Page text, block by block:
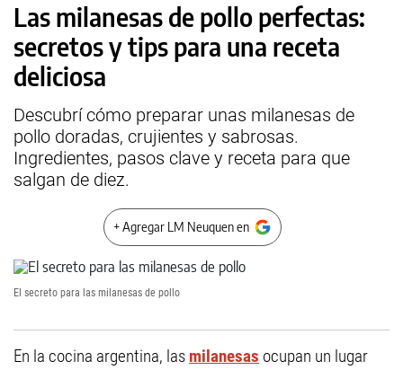
Las milanesas de pollo perfectas:
secretos y tips para una receta
deliciosa
Descubrí cómo preparar unas milanesas de
pollo doradas, crujientes y sabrosas.
Ingredientes, pasos clave y receta para que
salgan de diez.
+ Agregar LM Neuquen en
El secreto para las milanesas de pollo
En la cocina argentina, las milanesas ocupan un lugar